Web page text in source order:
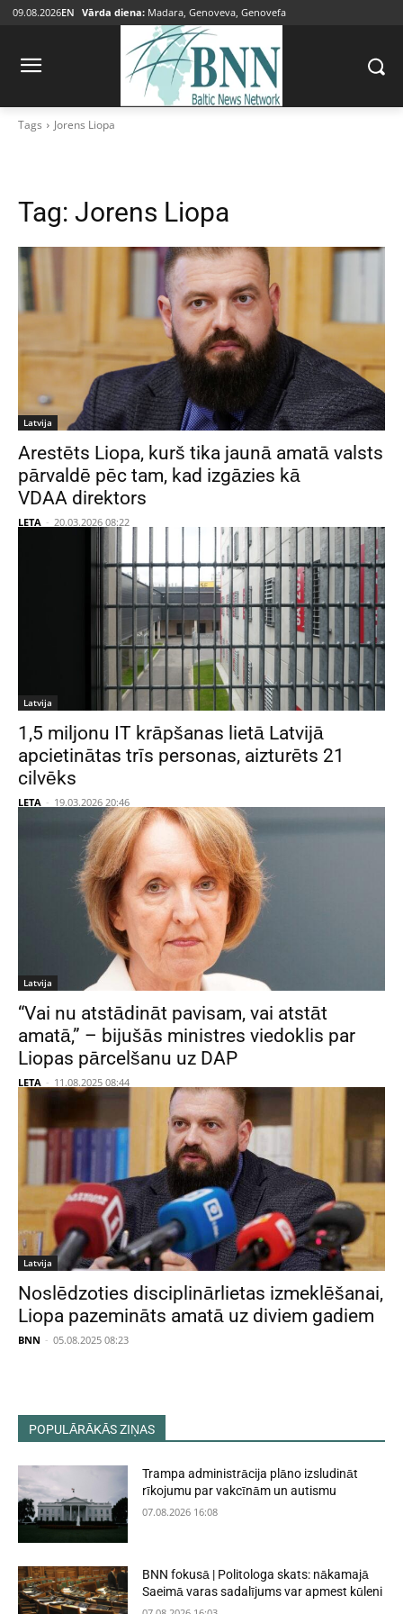
09.08.2026EN Vārda diena: Madara, Genoveva, Genovefa
Tags Jorens Liopa
Tag: Jorens Liopa
Latvija
Arestēts Liopa, kurš tika jaunā amatā valsts
pārvaldē pēc tam, kad izgāzies kā
VDAA direktors
LETA - 20.03.2026 08:22
Latvija
1,5 miljonu IT krāpšanas lietā Latvijā
apcietinātas trīs personas, aizturēts 21
cilvēks
LETA - 19.03.2026 20:46
Latvija
“Vai nu atstādināt pavisam, vai atstāt
amatā,” – bijušās ministres viedoklis par
Liopas pārcelšanu uz DAP
LETA - 11.08.2025 08:44
Latvija
Noslēdzoties disciplinārlietas izmeklēšanai,
Liopa pazemināts amatā uz diviem gadiem
BNN - 05.08.2025 08:23
POPULĀRĀKĀS ZIŅAS
Trampa administrācija plāno izsludināt
rīkojumu par vakcīnām un autismu
07.08.2026 16:08
BNN fokusā | Politologa skats: nākamajā
Saeimā varas sadalījums var apmest kūleni